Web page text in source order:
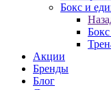
Бокс и
Акции
Бренды
Блог